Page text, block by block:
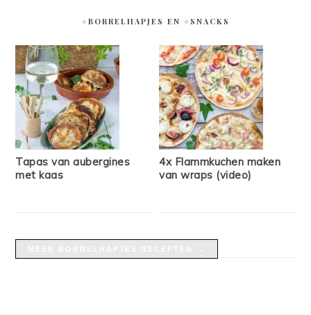
#BORRELHAPJES EN #SNACKS
Tapas van aubergines
met kaas
4x Flammkuchen maken
van wraps (video)